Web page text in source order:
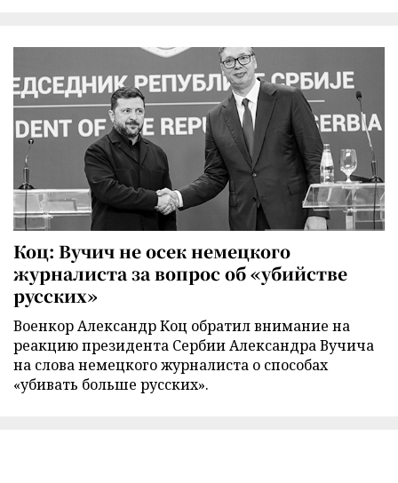
Коц: Вучич не осек немецкого
журналиста за вопрос об «убийстве
русских»
Военкор Александр Коц обратил внимание на
реакцию президента Сербии Александра Вучича
на слова немецкого журналиста о способах
«убивать больше русских».